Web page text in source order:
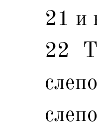
21 и
22